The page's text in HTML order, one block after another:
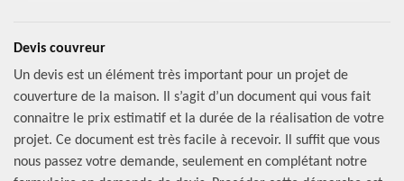
Devis couvreur
Un devis est un élément très important pour un projet de
couverture de la maison. Il s’agit d’un document qui vous fait
connaitre le prix estimatif et la durée de la réalisation de votre
projet. Ce document est très facile à recevoir. Il suffit que vous
nous passez votre demande, seulement en complétant notre